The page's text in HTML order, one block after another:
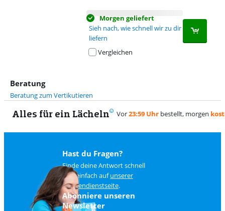
Morgen geliefert
Sieh nach, wie schnell wir zu dir
liefern
Vergleichen
Beratung
Beratung zum Vertikutieren
Alles für ein Lächeln
Hast du Fragen?
Finde deine Antwort schnell
und einfach aufunserer
Kundendienstseite.
Abonniere unseren
Newsletter